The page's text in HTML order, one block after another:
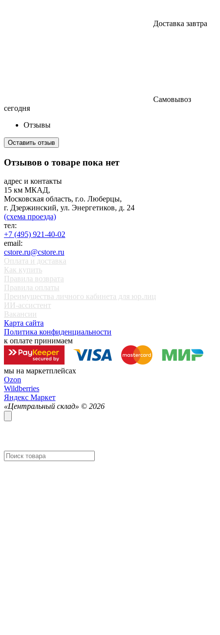
Доставка завтра
Самовывоз
сегодня
Отзывы
Оставить отзыв
Отзывов о товаре пока нет
адрес и контакты
15 км МКАД,
Московская область, г.о. Люберцы,
г. Дзержинский, ул. Энергетиков, д. 24
(схема проезда)
тел:
+7 (495) 921-40-02
email:
cstore.ru@cstore.ru
Оплата и доставка
Как купить
Правила возврата
Правила оплаты
Преимущества личного кабинета для юр.лиц
ИИ-ассистент
Вакансии
Карта сайта
Политика конфиденциальности
к оплате принимаем
мы на маркетплейсах
Ozon
Wildberries
Яндекс Маркет
«Центральный склад» © 2026